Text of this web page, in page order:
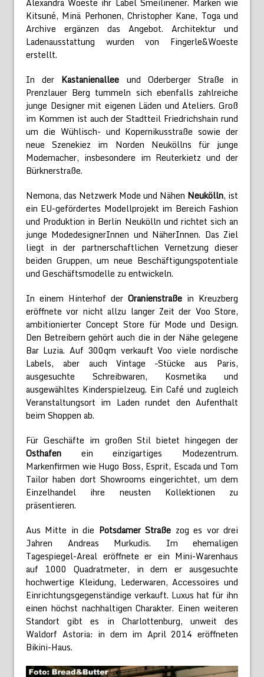
Alexandra Woeste ihr Label Smeilinener. Marken wie
Kitsuné, Minä Perhonen, Christopher Kane, Toga und
Archive ergänzen das Angebot. Architektur und
Ladenausstattung wurden von Fingerle&Woeste
erstellt.
In der Kastanienallee und Oderberger Straße in
Prenzlauer Berg tummeln sich ebenfalls zahlreiche
junge Designer mit eigenen Läden und Ateliers. Groß
im Kommen ist auch der Stadtteil Friedrichshain rund
um die Wühlisch- und Kopernikusstraße sowie der
neue Szenekiez im Norden Neuköllns für junge
Modemacher, insbesondere im Reuterkietz und der
Bürknerstraße.
Nemona, das Netzwerk Mode und Nähen Neukölln, ist
ein EU-gefördertes Modellprojekt im Bereich Fashion
und Produktion in Berlin Neukölln und richtet sich an
junge ModedesignerInnen und NäherInnen. Das Ziel
liegt in der partnerschaftlichen Vernetzung dieser
beiden Gruppen, um neue Beschäftigungspotentiale
und Geschäftsmodelle zu entwickeln.
In einem Hinterhof der Oranienstraße in Kreuzberg
eröffnete vor nicht allzu langer Zeit der Voo Store,
ambitionierter Concept Store für Mode und Design.
Den Betreibern gehört auch die in der Nähe gelegene
Bar Luzia. Auf 300qm verkauft Voo viele nordische
Labels, aber auch Vintage –Stücke aus Paris,
ausgesuchte Schreibwaren, Kosmetika und
ausgewähltes Kinderspielzeug. Ein Café und zugleich
Veranstaltungsort im Laden rundet den Aufenthalt
beim Shoppen ab.
Für Geschäfte im großen Stil bietet hingegen der
Osthafen ein einzigartiges Modezentrum.
Markenfirmen wie Hugo Boss, Esprit, Escada und Tom
Tailor haben dort Showrooms eingerichtet, um dem
Einzelhandel ihre neusten Kollektionen zu
präsentieren.
Aus Mitte in die Potsdamer Straße zog es vor drei
Jahren Andreas Murkudis. Im ehemaligen
Tagespiegel-Areal eröffnete er ein Mini-Warenhaus
auf 1000 Quadratmeter, in dem er ausgesuchte
hochwertige Kleidung, Lederwaren, Accessoires und
Einrichtungsgegenständige verkauft. Luxus hat für ihn
einen höchst nachhaltigen Charakter. Einen weiteren
Standort gibt es in Charlottenburg, unweit des
Waldorf Astoria: in dem im April 2014 eröffneten
Bikini-Haus.